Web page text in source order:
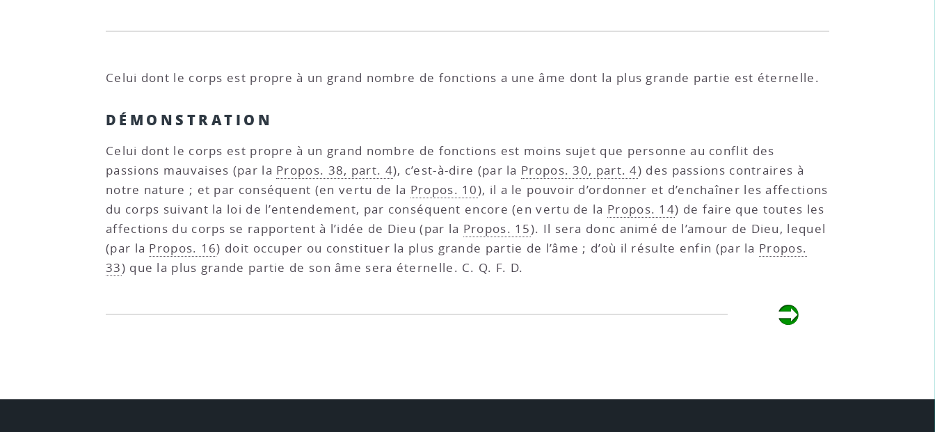
Celui dont le corps est propre à un grand nombre de fonctions a une âme dont la plus grande partie est éternelle.
DÉMONSTRATION
Celui dont le corps est propre à un grand nombre de fonctions est moins sujet que personne au conflit des
passions mauvaises (par la Propos. 38, part. 4), c’est-à-dire (par la Propos. 30, part. 4) des passions contraires à
notre nature ; et par conséquent (en vertu de la Propos. 10), il a le pouvoir d’ordonner et d’enchaîner les affections
du corps suivant la loi de l’entendement, par conséquent encore (en vertu de la Propos. 14) de faire que toutes les
affections du corps se rapportent à l’idée de Dieu (par la Propos. 15). Il sera donc animé de l’amour de Dieu, lequel
(par la Propos. 16) doit occuper ou constituer la plus grande partie de l’âme ; d’où il résulte enfin (par la Propos.
33) que la plus grande partie de son âme sera éternelle. C. Q. F. D.